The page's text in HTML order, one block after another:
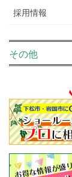
採用情報
その他